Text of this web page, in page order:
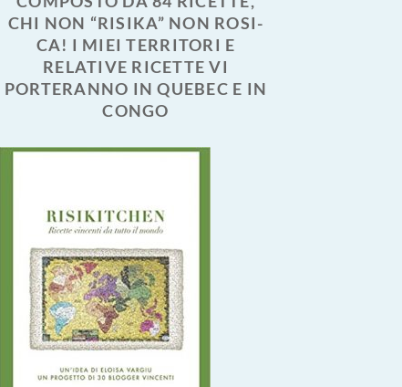
CHI NON “RISIKA” NON ROSI-
CA! I MIEI TERRITORI E
RELATIVE RICETTE VI
PORTERANNO IN QUEBEC E IN
CONGO